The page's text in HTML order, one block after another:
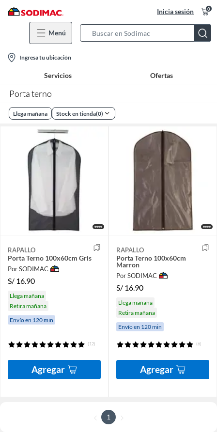
Inicia sesión 0
Menú
Bar
location-
icon
Ingresa tu ubicación
Servicios Ofertas
Porta terno
Llega mañana Stock en tienda(0)
RAPALLO
Porta Terno 100x60cm Gris
Por SODIMAC
S/ 16.90
Llega mañana
Retira mañana
Envío en 120 min
(12)
Agregar
RAPALLO
Porta Terno 100x60cm
Marron
Por SODIMAC
S/ 16.90
Llega mañana
Retira mañana
Envío en 120 min
(6)
Agregar
1